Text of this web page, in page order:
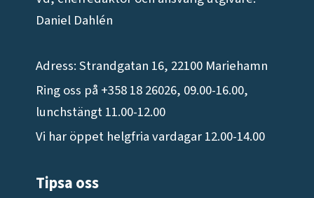
Daniel Dahlén
Adress: Strandgatan 16, 22100 Mariehamn
Ring oss på +358 18 26026, 09.00-16.00,
lunchstängt 11.00-12.00
Vi har öppet helgfria vardagar 12.00-14.00
Tipsa oss